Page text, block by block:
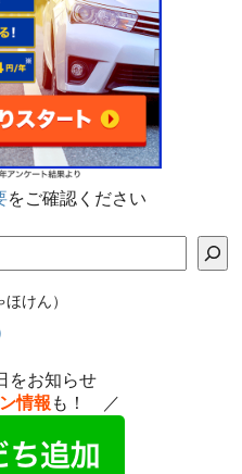
をご確認ください
けん）
をお知らせ
情報 も！ ／